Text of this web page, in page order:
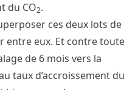
du CO2.
ces deux lots de
entre eux. Et contre toute
de 6 mois vers la
taux d’accroissement du